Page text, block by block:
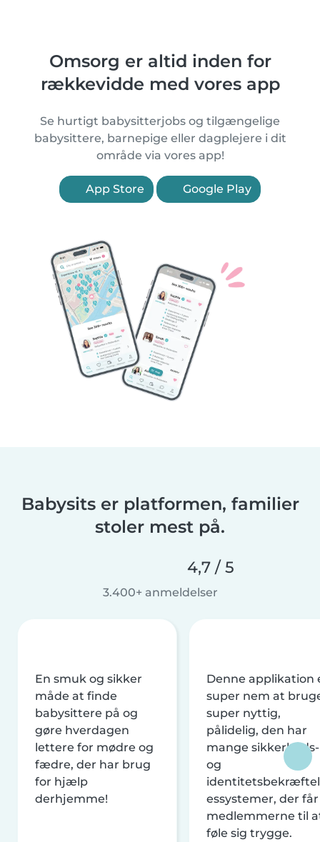
Omsorg er altid inden for
rækkevidde med vores app
Se hurtigt babysitterjobs og tilgængelige
babysittere, barnepige eller dagplejere i dit
område via vores app!
App Store Google Play
Babysits er platformen, familier
stoler mest på.
4,7 / 5
3.400+ anmeldelser
En smuk og sikker
måde at finde
babysittere på og
gøre hverdagen
lettere for mødre og
fædre, der har brug
for hjælp
derhjemme!
Denne applikation
super nem at
super nyttig,
pålidelig, den har
mange sikkerheds-
og
essystemer, der får
medlemmerne til
føle sig trygge.